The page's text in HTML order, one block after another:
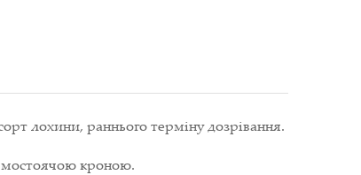
лохини, раннього терміну дозрівання.
кроною.